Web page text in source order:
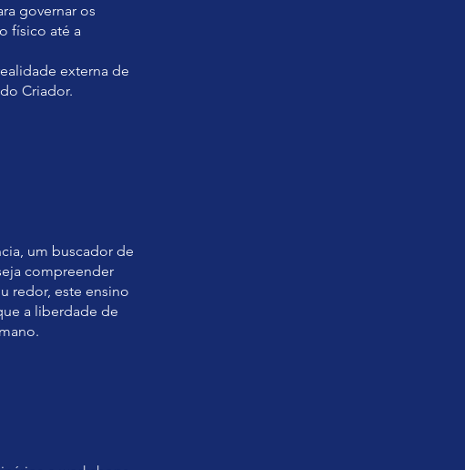
governar os
físico até a
externa de
Criador.
um buscador de
compreender
redor, este ensino
a liberdade de